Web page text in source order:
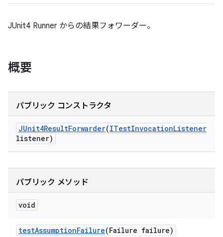
JUnit4 Runner からの結果フォワーダー。
概要
パブリック コンストラクタ
JUnit4ResultForwarder(ITestInvocationListener
listener)
パブリック メソッド
void
testAssumptionFailure(Failure failure)